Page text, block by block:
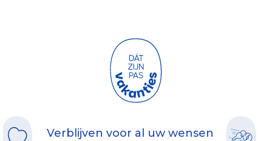
Verblijven voor al uw wensen